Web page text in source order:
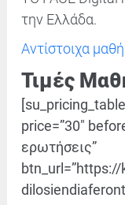
την Ελλάδα.
Αντίστοιχα
Τιμές
price=”30″
ερωτήσεις”